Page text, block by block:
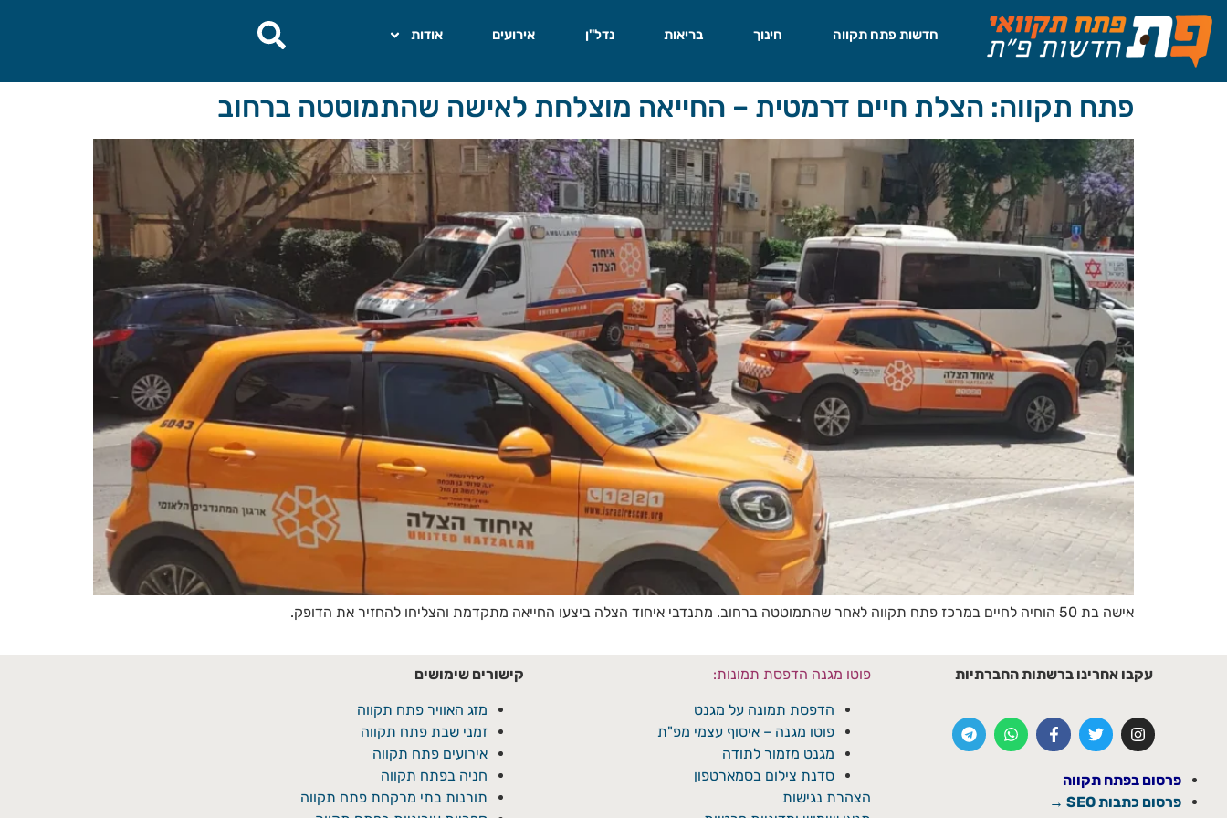
לתוכן
חדשות פתח תקווה חינוך בריאות נדל"ן אירועים אודות
פתח תקווה: הצלת חיים דרמטית – החייאה מוצלחת לאישה שהתמוטטה ברחוב
אישה בת 50 הוחיה לחיים במרכז פתח תקווה לאחר שהתמוטטה ברחוב. מתנדבי איחוד הצלה ביצעו החייאה מתקדמת והצליחו להחזיר את הדופק.
עקבו אחרינו ברשתות החברתיות
פרסום בפתח תקווה
פרסום כתבות SEO →
פוטו מגנה הדפסת תמונות:
הדפסת תמונה על מגנט
פוטו מגנה – איסוף עצמי מפ"ת
מגנט מזמור לתודה
סדנת צילום בסמארטפון
הצהרת נגישות
קישורים שימושים
מזג האוויר פתח תקווה
זמני שבת פתח תקווה
אירועים פתח תקווה
חניה בפתח תקווה
תורנות בתי מרקחת פתח תקווה